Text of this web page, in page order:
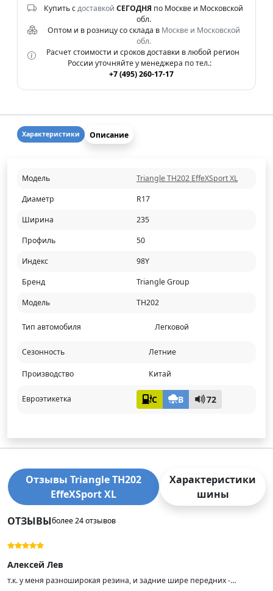
Купить сдоставкой СЕГОДНЯ по Москве и Московской
обл.
Оптом и в розницу со склада в Москве и Московской
обл.
Расчет стоимости и сроков доставки в любой регион
России уточняйте у менеджера по тел.:
+7 (495) 260-17-17
Характеристики Описание
Модель
Triangle TH202 EffeXSport XL
Диаметр
R17
Ширина
235
Профиль
50
Индекс
98Y
Бренд
Triangle Group
Модель
TH202
Тип автомобиля Легковой
Сезонность Летние
Производство Китай
Евроэтикетка C B 72
Отзывы Triangle TH202
EffeXSport XL
Характеристики
шины
ОТЗЫВЫболее 24 отзывов
Алексей Лев
т.к. у меня разноширокая резина, и задние шире передних -